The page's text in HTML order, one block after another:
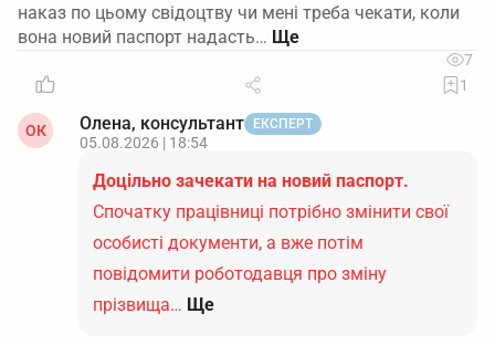
наказ по цьому свідоцтву чи мені треба чекати, коли
вона новий паспорт надасть…
7
1
ОК Олена, консультант ЕКСПЕРТ
05.08.2026 | 18:54
Доцільно зачекати на новий паспорт.
Спочатку працівниці потрібно змінити свої
особисті документи, а вже потім
повідомити роботодавця про зміну
прізвища… Ще